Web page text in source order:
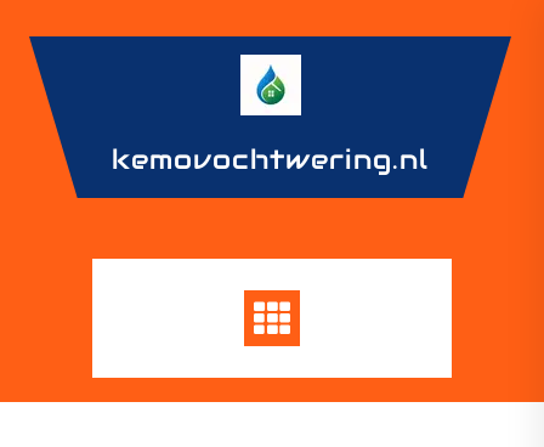
content
kemovochtwering.nl